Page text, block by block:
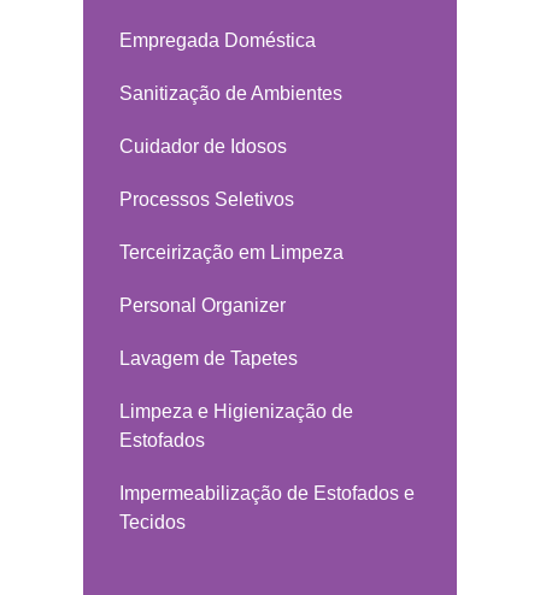
Empregada Doméstica
Sanitização de Ambientes
Cuidador de Idosos
Processos Seletivos
Terceirização em Limpeza
Personal Organizer
Lavagem de Tapetes
Limpeza e Higienização de
Estofados
Impermeabilização de Estofados e
Tecidos